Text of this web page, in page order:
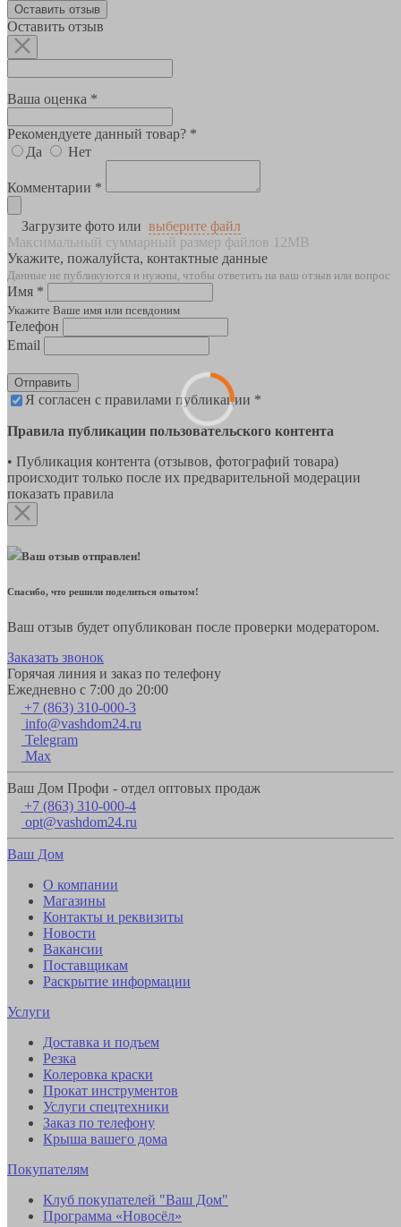
Оставить отзыв
Оставить отзыв
Ваша оценка *
Рекомендуете данный товар? *
Да
Нет
Комментарии *
Загрузите фото или выберите файл
Максимальный суммарный размер файлов 12MB
Укажите, пожалуйста, контактные данные
Данные не публикуются и нужны, чтобы ответить на ваш отзыв или вопрос
Имя *
Укажите Ваше имя или псевдоним
Телефон
Email
Отправить
Я согласен с правилами публикации *
Правила публикации пользовательского контента
• Публикация контента (отзывов, фотографий товара)
происходит только после их предварительной модерации
показать правила
Ваш отзыв отправлен!
Спасибо, что решили поделиться опытом!
Ваш отзыв будет опубликован после проверки модератором.
Заказать звонок
Горячая линия и заказ по телефону
Ежедневно с 7:00 до 20:00
+7 (863) 310-000-3
info@vashdom24.ru
Telegram
Max
Ваш Дом Профи - отдел оптовых продаж
+7 (863) 310-000-4
opt@vashdom24.ru
Ваш Дом
О компании
Магазины
Контакты и реквизиты
Новости
Вакансии
Поставщикам
Раскрытие информации
Услуги
Доставка и подъем
Резка
Колеровка краски
Прокат инструментов
Услуги спецтехники
Заказ по телефону
Крыша вашего дома
Покупателям
Клуб покупателей "Ваш Дом"
Программа «Новосёл»